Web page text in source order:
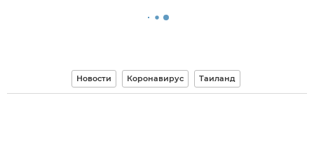
Новости Коронавирус Таиланд